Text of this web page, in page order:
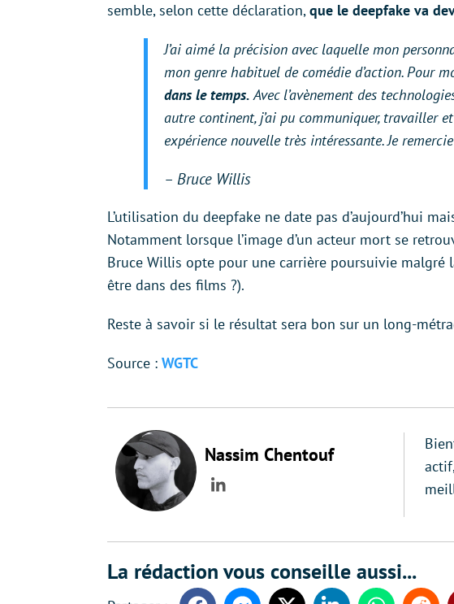
semble, selon cette déclaration,que le deepfake va
J’ai aimé la précision avec laquelle mon
mon genre habituel de comédie d’action. Pour
dans le temps.Avec l’avènement des
autre continent, j’ai pu communiquer, travailler
expérience nouvelle très intéressante. Je
– Bruce Willis
L’utilisation du deepfake ne date pas d’aujourd’hui
Notamment lorsque l’image d’un acteur mort se
Bruce Willis opte pour une carrière poursuivie malgré
être dans des films ?).
Reste à savoir si le résultat sera bon sur un long-
Source : WGTC
Nassim Chentouf
LinkedIn
La rédaction vous conseille aussi...